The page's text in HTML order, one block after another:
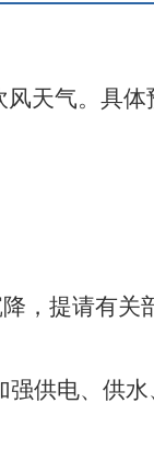
风天气。具体
，提请有关
供电、供